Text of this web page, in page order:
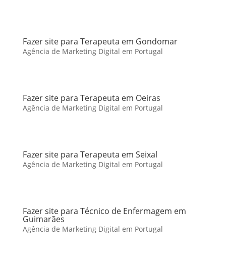
Fazer site para Terapeuta em Gondomar
Agência de Marketing Digital em Portugal
Fazer site para Terapeuta em Oeiras
Agência de Marketing Digital em Portugal
Fazer site para Terapeuta em Seixal
Agência de Marketing Digital em Portugal
Fazer site para Técnico de Enfermagem em
Guimarães
Agência de Marketing Digital em Portugal